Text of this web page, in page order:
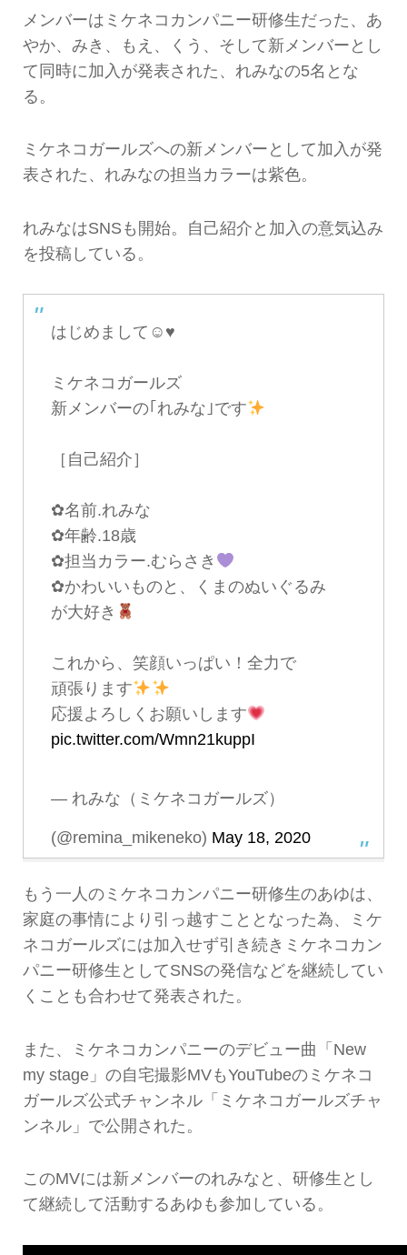
メンバーはミケネコカンパニー研修生だった、あ
やか、みき、もえ、くう、そして新メンバーとし
て同時に加入が発表された、れみなの5名とな
る。
ミケネコガールズへの新メンバーとして加入が発
表された、れみなの担当カラーは紫色。
れみなはSNSも開始。自己紹介と加入の意気込み
を投稿している。
はじめまして☺︎︎♥
ミケネコガールズ
新メンバーの｢れみな｣です
［自己紹介］
✿名前.れみな
✿年齢.18歳
✿担当カラー.むらさき
✿かわいいものと、くまのぬいぐるみ
が大好き
これから、笑顔いっぱい！全力で
頑張ります
応援よろしくお願いします
pic.twitter.com/Wmn21kuppI
— れみな（ミケネコガールズ）
(@remina_mikeneko) May 18, 2020
もう一人のミケネコカンパニー研修生のあゆは、
家庭の事情により引っ越すこととなった為、ミケ
ネコガールズには加入せず引き続きミケネコカン
パニー研修生としてSNSの発信などを継続してい
くことも合わせて発表された。
また、ミケネコカンパニーのデビュー曲「New
my stage」の自宅撮影MVもYouTubeのミケネコ
ガールズ公式チャンネル「ミケネコガールズチャ
ンネル」で公開された。
このMVには新メンバーのれみなと、研修生とし
て継続して活動するあゆも参加している。